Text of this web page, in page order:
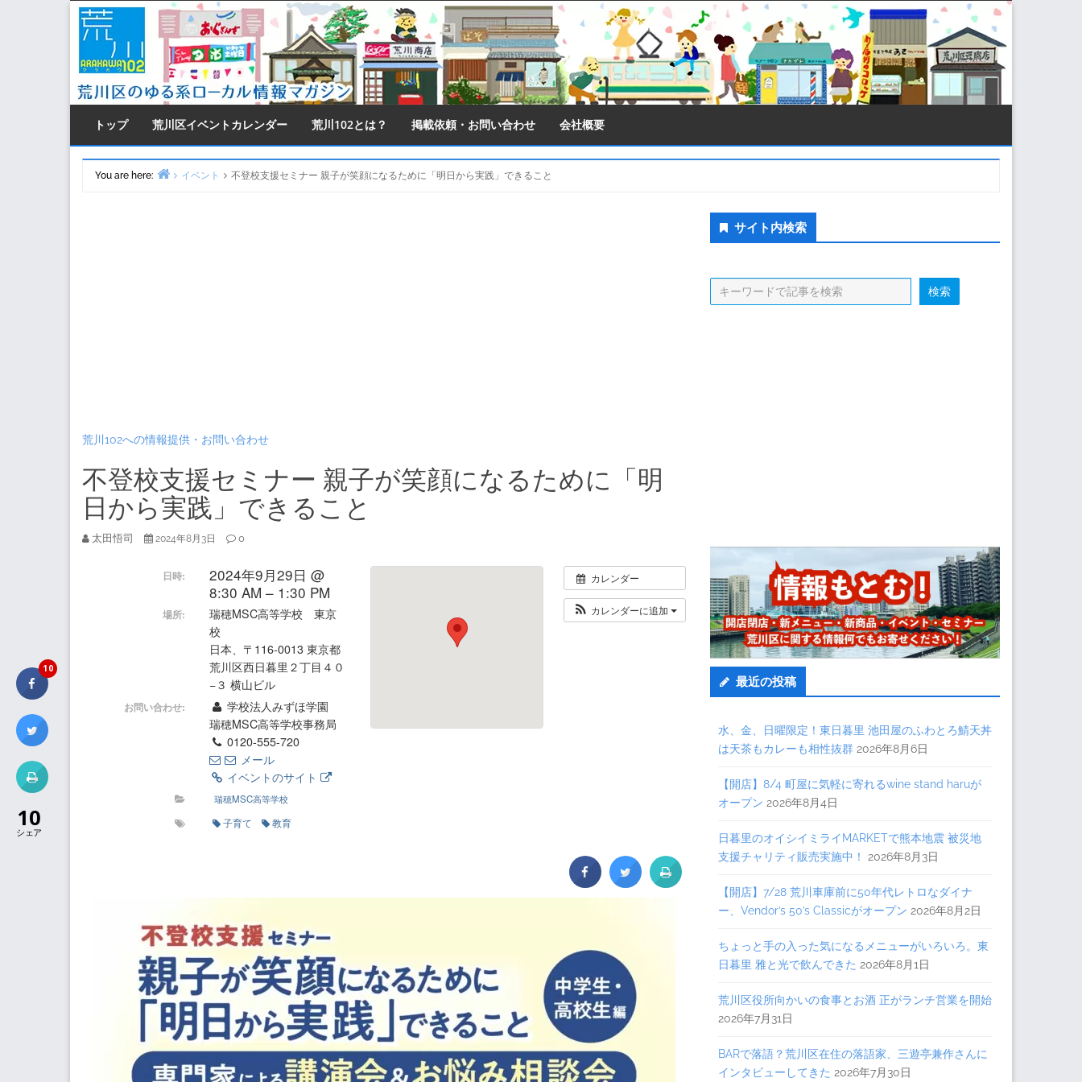
Skip
content
トップ 荒川区イベントカレンダー 荒川102とは？ 掲載依頼・お問い合わせ 会社概要
You are here:
イベント 不登校支援セミナー 親子が笑顔になるために「明日から実践」できること
荒川102への情報提供・お問い合わせ
不登校支援セミナー 親子が笑顔になるために「明
日から実践」できること
太田悟司 2024年8月3日 0
カレンダー
カレンダーに追加
日時:
2024年9月29日 @
8:30 AM – 1:30 PM
場所:
瑞穂MSC高等学校 東京
校
日本、〒116-0013 東京都
荒川区西日暮里２丁目４０
−３ 横山ビル
お問い合わせ:
学校法人みずほ学園
瑞穂MSC高等学校事務局
0120-555-720
メール
イベントのサイト
瑞穂MSC高等学校
子育て 教育
Secondary
Sidebar
サイト内検索
最近の投稿
水、金、日曜限定！東日暮里 池田屋のふわとろ鯖天丼
は天茶もカレーも相性抜群 2026年8月6日
【開店】8/4 町屋に気軽に寄れるwine stand haruが
オープン 2026年8月4日
日暮里のオイシイミライMARKETで熊本地震 被災地
支援チャリティ販売実施中！
2026年8月3日
【開店】7/28 荒川車庫前に50年代レトロなダイナ
ー、Vendor’s 50’s Classicがオープン 2026年8月2日
ちょっと手の入った気になるメニューがいろいろ。東
日暮里 雅と光で飲んできた 2026年8月1日
荒川区役所向かいの食事とお酒 正がランチ営業を開始
2026年7月31日
BARで落語？荒川区在住の落語家、三遊亭兼作さんに
インタビューしてきた 2026年7月30日
10
10
シェア